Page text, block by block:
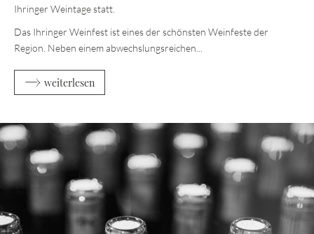
Ihringer Weintage statt.
Das Ihringer Weinfest ist eines der schönsten Weinfeste der
Region. Neben einem abwechslungsreichen...
weiterlesen